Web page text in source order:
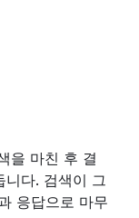
을 마친 후 결
니다. 검색이 그
응답으로 마무